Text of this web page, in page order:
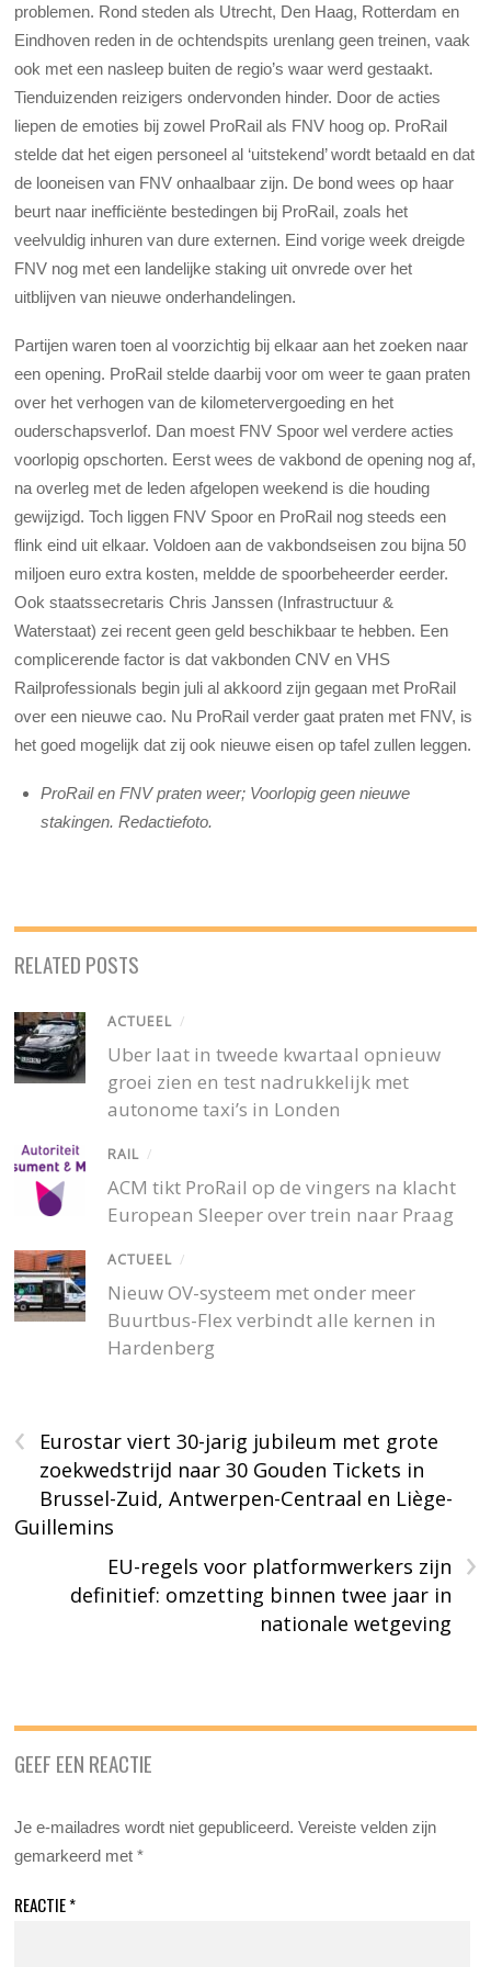
problemen. Rond steden als Utrecht, Den Haag, Rotterdam en
Eindhoven reden in de ochtendspits urenlang geen treinen, vaak
ook met een nasleep buiten de regio’s waar werd gestaakt.
Tienduizenden reizigers ondervonden hinder. Door de acties
liepen de emoties bij zowel ProRail als FNV hoog op. ProRail
stelde dat het eigen personeel al ‘uitstekend’ wordt betaald en dat
de looneisen van FNV onhaalbaar zijn. De bond wees op haar
beurt naar inefficiënte bestedingen bij ProRail, zoals het
veelvuldig inhuren van dure externen. Eind vorige week dreigde
FNV nog met een landelijke staking uit onvrede over het
uitblijven van nieuwe onderhandelingen.
Partijen waren toen al voorzichtig bij elkaar aan het zoeken naar
een opening. ProRail stelde daarbij voor om weer te gaan praten
over het verhogen van de kilometervergoeding en het
ouderschapsverlof. Dan moest FNV Spoor wel verdere acties
voorlopig opschorten. Eerst wees de vakbond de opening nog af,
na overleg met de leden afgelopen weekend is die houding
gewijzigd. Toch liggen FNV Spoor en ProRail nog steeds een
flink eind uit elkaar. Voldoen aan de vakbondseisen zou bijna 50
miljoen euro extra kosten, meldde de spoorbeheerder eerder.
Ook staatssecretaris Chris Janssen (Infrastructuur &
Waterstaat) zei recent geen geld beschikbaar te hebben. Een
complicerende factor is dat vakbonden CNV en VHS
Railprofessionals begin juli al akkoord zijn gegaan met ProRail
over een nieuwe cao. Nu ProRail verder gaat praten met FNV, is
het goed mogelijk dat zij ook nieuwe eisen op tafel zullen leggen.
ProRail en FNV praten weer; Voorlopig geen nieuwe
stakingen. Redactiefoto.
RELATED POSTS
ACTUEEL /
Uber laat in tweede kwartaal opnieuw
groei zien en test nadrukkelijk met
autonome taxi’s in Londen
RAIL /
ACM tikt ProRail op de vingers na klacht
European Sleeper over trein naar Praag
ACTUEEL /
Nieuw OV-systeem met onder meer
Buurtbus-Flex verbindt alle kernen in
Hardenberg
‹
Eurostar viert 30-jarig jubileum met grote
zoekwedstrijd naar 30 Gouden Tickets in
Brussel-Zuid, Antwerpen-Centraal en Liège-
Guillemins
›
EU-regels voor platformwerkers zijn
definitief: omzetting binnen twee jaar in
nationale wetgeving
GEEF EEN REACTIE
Je e-mailadres wordt niet gepubliceerd. Vereiste velden zijn
gemarkeerd met*
REACTIE*